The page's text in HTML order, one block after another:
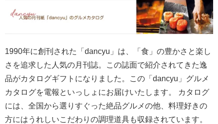
1990年に創刊された「dancyu」は、「食」の豊かさと楽し
さを追求した人気の月刊誌。この誌面で紹介されてきた逸
品がカタログギフトになりました。この「dancyu」グルメ
カタログを電報といっしょにお届けいたします。 カタログ
には、全国から選りすぐった絶品グルメの他、料理好きの
方にはうれしいこだわりの調理道具も収録されています。